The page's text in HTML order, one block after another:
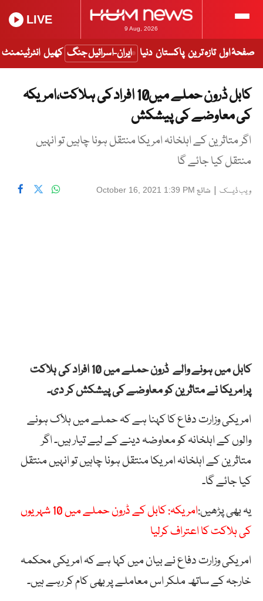
9 Aug, 2026
LIVE
صفحۂ اول تازہ ترین پاکستان دنیا ایران-اسرائیل جنگ کھیل انٹرٹینمنٹ
کابل ڈرون حملے میں10 افراد کی ہلاکت،امریکہ
کی معاوضے کی پیشکش
اگر متاثرین کے اہلخانہ امریکا منتقل ہونا چاہیں تو انہیں
منتقل کیا جائے گا
ویب ڈیسک | شائع October 16, 2021 1:39 PM
کابل میں ہونے والے ڈرون حملے میں 10 افراد کی ہلاکت
پرامریکا نے متاثرین کو معاوضے کی پیشکش کر دی۔
امریکی وزارت دفاع کا کہنا ہے کہ حملے میں ہلاک ہونے
والوں کے اہلخانہ کو معاوضہ دینے کے لیے تیار ہیں۔ اگر
متاثرین کے اہلخانہ امریکا منتقل ہونا چاہیں تو انہیں منتقل
کیا جائے گا۔
یہ بھی پڑھیں:
امریکہ: کابل کے ڈرون حملے میں 10 شہریوں
کی ہلاکت کا اعتراف کرلیا
امریکی وزارت دفاع نے بیان میں کہا ہے کہ امریکی محکمہ
خارجہ کے ساتھ ملکر اس معاملے پر بھی کام کر رہے ہیں۔